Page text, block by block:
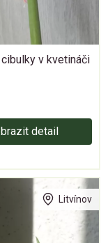
v kvetináči
detail
Litvínov